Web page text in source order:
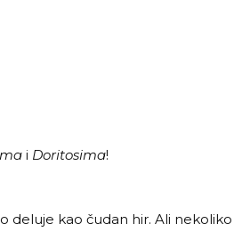
i Doritosima!
kao čudan hir. Ali